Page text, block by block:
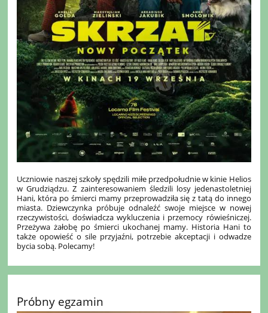
Uczniowie naszej szkoły spędzili miłe przedpołudnie w kinie Helios
w Grudziądzu. Z zainteresowaniem śledzili losy jedenastoletniej
Hani, która po śmierci mamy przeprowadziła się z tatą do innego
miasta. Dziewczynka próbuje odnaleźć swoje miejsce w nowej
rzeczywistości, doświadcza wykluczenia i przemocy rówieśniczej.
Przeżywa żałobę po śmierci ukochanej mamy. Historia Hani to
także opowieść o sile przyjaźni, potrzebie akceptacji i odwadze
bycia sobą. Polecamy!
Próbny egzamin